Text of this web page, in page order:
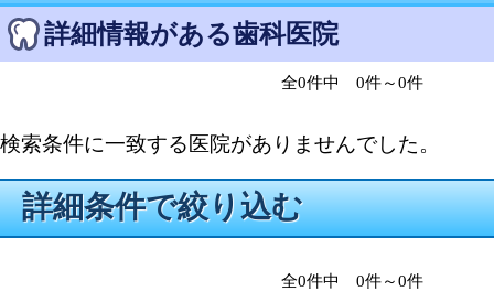
詳細情報がある歯科医院
全0件中 0件～0件
検索条件に一致する医院がありませんでした。
詳細条件で絞り込む
全0件中 0件～0件